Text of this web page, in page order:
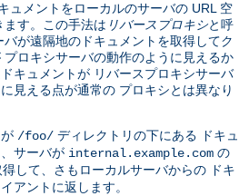
ュメントをローカルのサーバの URL 空
す。この手法は リバースプロキシと呼
が遠隔地のドキュメントを取得してク
ロキシサーバの動作のように見えるか
キュメントが リバースプロキシサーバ
見える点が通常の プロキシとは異なり
/foo/ ディレクトリの下にある ドキュ
サーバが internal.example.com の
して、さもローカルサーバからの ドキ
アントに返します。